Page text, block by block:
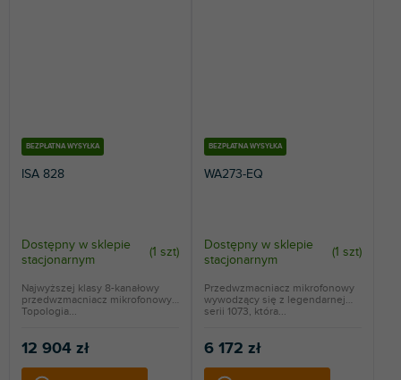
BEZPŁATNA WYSYŁKA
ISA 828
Dostępny w sklepie
stacjonarnym
(1 szt)
12 904 zł
Najwyższej klasy 8-kanałowy
przedwzmacniacz mikrofonowy.
Topologia...
BEZPŁATNA WYSYŁKA
WA273-EQ
Dostępny w sklepie
stacjonarnym
(1 szt)
6 172 zł
Przedwzmacniacz mikrofonowy
wywodzący się z legendarnej
serii 1073, która...